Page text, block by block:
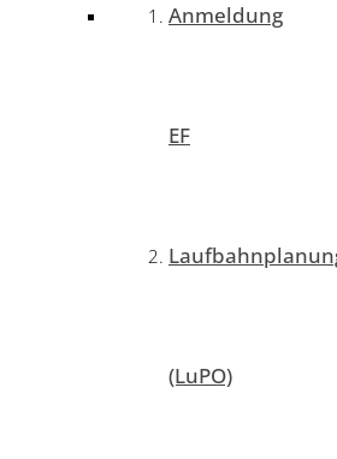
Anmeldung
EF
(LuPO)